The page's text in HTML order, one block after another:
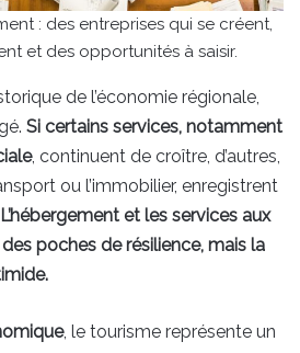
: des entreprises qui se créent,
et des opportunités à saisir.
de l’économie régionale,
Si certains services, notamment
, continuent de croître, d’autres,
ou l’immobilier, enregistrent
L’hébergement et les services aux
poches de résilience, mais la
, le tourisme représente un